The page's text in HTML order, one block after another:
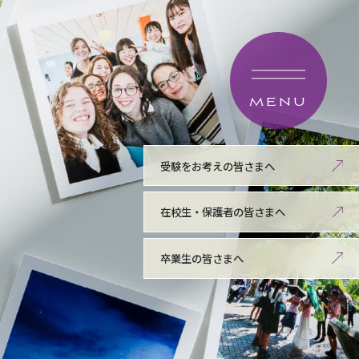
MENU
受験をお考えの皆さまへ
在校生・保護者の皆さまへ
卒業生の皆さまへ